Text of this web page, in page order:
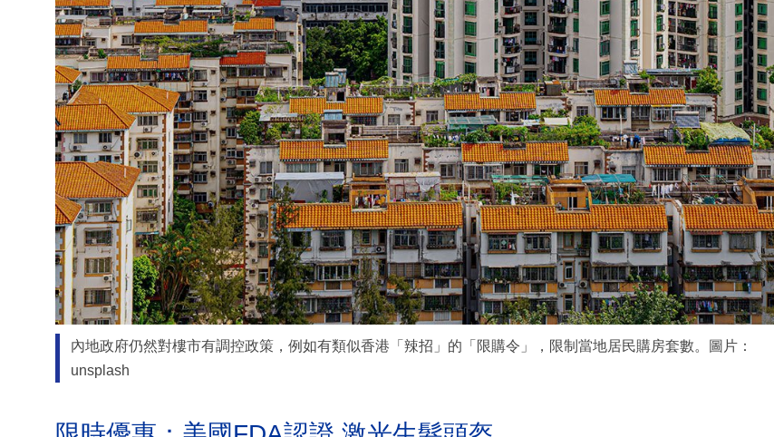
內地政府仍然對樓市有調控政策，例如有類似香港「辣招」的「限購令」，限制當地居民購房套數。圖片：
unsplash